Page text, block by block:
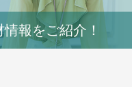
報をご紹介！